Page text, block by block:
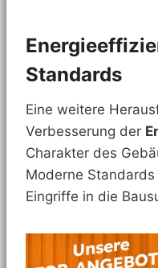
Standards
Eine weitere
Verbesserung der
Charakter des
Moderne
Eingriffe in die